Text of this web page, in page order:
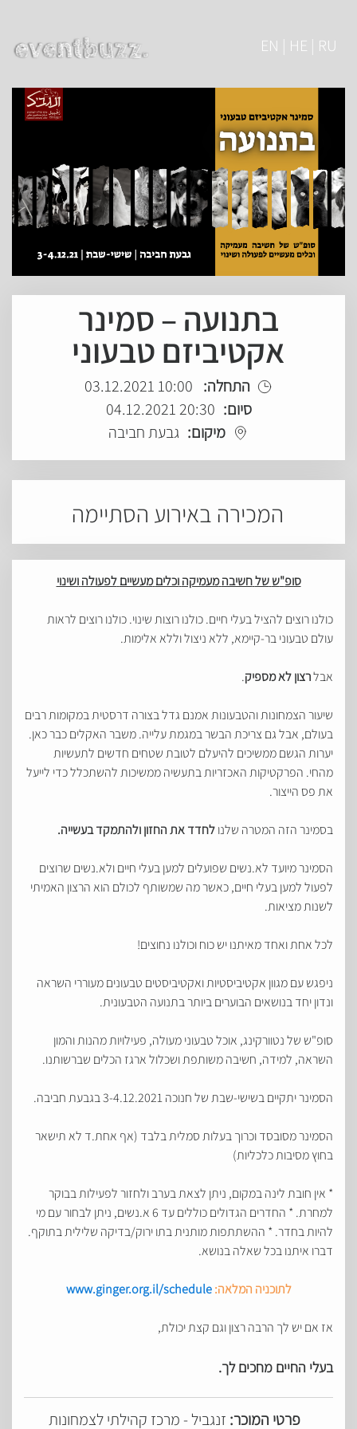
EN | HE | RU
בתנועה – סמינר
אקטיביזם טבעוני
התחלה: 10:00 03.12.2021
סיום: 20:30 04.12.2021
מיקום: גבעת חביבה
המכירה באירוע הסתיימה
סופ"ש שלחשיבה מעמיקה וכלים מעשיים לפעולה ושינוי
כולנו רוצים להציל בעלי חיים. כולנו רוצות שינוי. כולנו רוצים לראות
עולם טבעוני בר-קיימא, ללא ניצול וללא אלימות.
אבלרצון לא מספיק.
שיעור הצמחונות והטבעונות אמנם גדל בצורה דרסטית במקומות רבים
בעולם, אבל גם צריכת הבשר במגמת עלייה. משבר האקלים כבר כאן.
יערות הגשם ממשיכים להיעלם לטובת שטחים חדשים לתעשיות
מהחי. הפרקטיקות האכזריות בתעשיה ממשיכות להשתכלל כדי לייעל
את פס הייצור.
בסמינר הזה המטרה שלנולחדד אתהחזון ולהתמקד בעשייה.
הסמינר מיועד לא.נשים שפועלים למען בעלי חיים ולא.נשים שרוצים
לפעול למען בעלי חיים, כאשר מה שמשותף לכולם הוא הרצון האמיתי
לשנות מציאות.
לכל אחת ואחד מאיתנו יש כוח וכולנו נחוצים!
ניפגש עם מגוון אקטיביסטיות ואקטיביסטים טבעונים מעוררי השראה
ונדון יחד בנושאים הבוערים ביותר בתנועה הטבעונית.
סופ"ש של נטוורקינג, אוכל טבעוני מעולה, פעילויות מהנות והמון
השראה, למידה, חשיבה משותפת ושכלול ארגז הכלים שברשותנו.
הסמינר יתקיים בשישי-שבת של חנוכה 3-4.12.2021 בגבעת חביבה.
הסמינר מסובסד וכרוך בעלות סמלית בלבד (אף אחת.ד לא תישאר
בחוץ מסיבות כלכליות)
* אין חובת לינה במקום, ניתן לצאת בערב ולחזור לפעילות בבוקר
למחרת. * החדרים הגדולים כוללים עד 6 א.נשים, ניתן לבחור עם מי
להיות בחדר. * ההשתתפות מותנית בתו ירוק/בדיקה שלילית בתוקף.
דברו איתנו בכל שאלה בנושא.
לתוכניה המלאה:www.ginger.org.il/schedule
אז אם יש לך הרבה רצון וגם קצת יכולת,
בעלי החיים מחכים לך.
פרטי המוכר: זנגביל - מרכז קהילתי לצמחונות